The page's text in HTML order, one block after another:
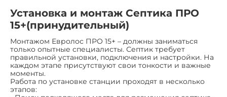
Установка и монтаж Септика ПРО
15+(принудительный)
Монтажом Евролос ПРО 15+ – должны заниматься
только опытные специалисты. Септик требует
правильной установки, подключения и настройки. На
каждом этапе присутствуют свои тонкости и важные
моменты.
Работа по установке станции проходят в несколько
этапов: